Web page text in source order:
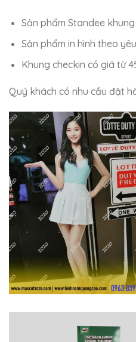
Sản phẩm Standee
Sản phẩm in hình theo
Khung checkin có giá từ
Quý khách có nhu cầu đặt